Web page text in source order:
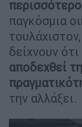
παγκόσμια
δείχνουν
αποδεχθεί
την αλλάξει.